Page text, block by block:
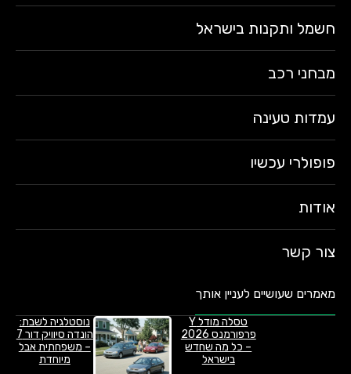
חשמל ותקנות בישראל
מבחני רכב
עמדות טעינה
פופולרי עכשיו
אודות
צור קשר
מאמרים שעושיים לעניין אותך
טסלה מודל Y
פרפורמנס 2026
– כל מה שחדש
בישראל
נוסטלגיה לשבת:
הונדה סיוויק דור 7
– משפחתית אבל
מיוחדת